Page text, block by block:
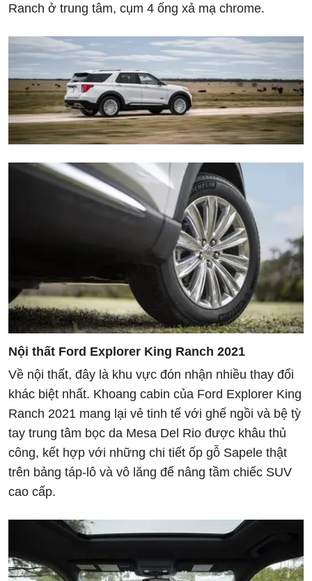
Ranch ở trung tâm, cụm 4 ống xả mạ chrome.
Nội thất Ford Explorer King Ranch 2021
Về nội thất, đây là khu vực đón nhận nhiều thay đổi
khác biệt nhất. Khoang cabin của Ford Explorer King
Ranch 2021 mang lại vẻ tinh tế với ghế ngồi và bệ tỳ
tay trung tâm bọc da Mesa Del Rio được khâu thủ
công, kết hợp với những chi tiết ốp gỗ Sapele thật
trên bảng táp-lô và vô lăng để nâng tầm chiếc SUV
cao cấp.